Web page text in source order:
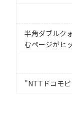
半角ダブルク
むページがヒ
"NTTドコモ